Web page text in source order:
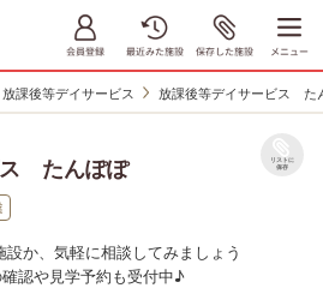
放課後等デイサービス 放課後等デイサービス た
ス たんぽぽ リストに
保存
設か、気軽に相談してみましょう
認や見学予約も受付中♪